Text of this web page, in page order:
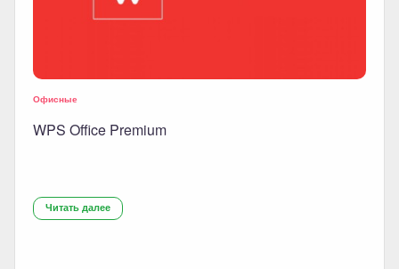
Офисные
WPS Office Premium
Читать далее